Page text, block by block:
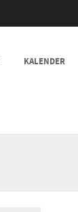
KALENDER